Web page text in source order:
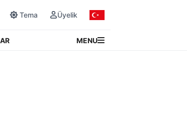
Tema Üyelik
MENU